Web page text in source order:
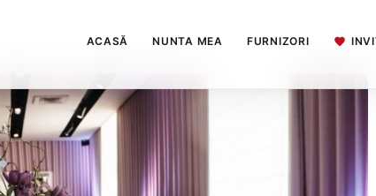
ACASĂ NUNTA MEA FURNIZORI